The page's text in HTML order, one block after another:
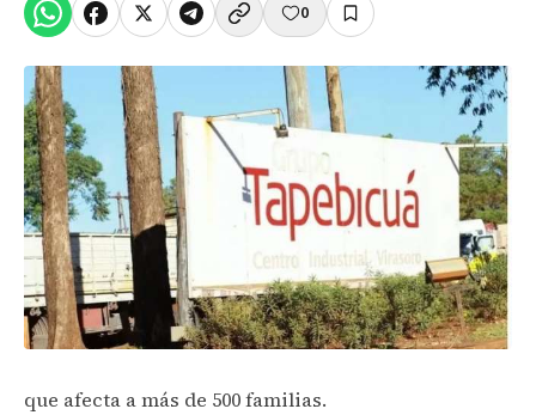
0
que afecta a más de 500 familias.